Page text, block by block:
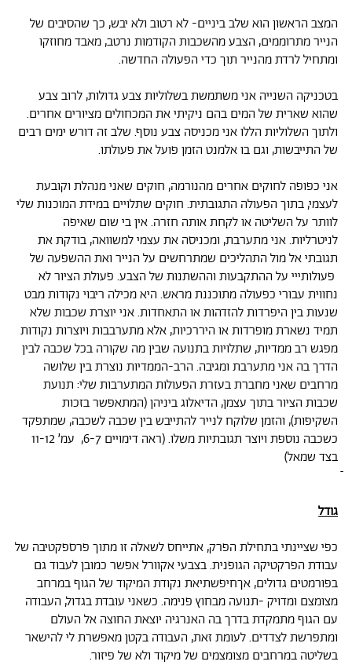
המצב הראשון הוא שלב ביניים- לא רטוב ולא יבש, כך שהסיבים של
הנייר מתרוממים, הצבע מהשכבות הקודמות נרטב, מאבד מחוזקו
ומתחיל לרדת מהנייר תוך כדי הפעולה החדשה.
בטכניקה השנייה אני משתמשת בשלוליות צבע גדולות, לרוב צבע
שהוא שארית של המים בהם ניקיתי את המכחולים מציורים אחרים.
ולתוך השלוליות הללו אני מכניסה צבע נוסף. שלב זה דורש ימים רבים
של התייבשות, וגם בו אלמנט הזמן פועל את פעולתו.
אני כפופה לחוקים אחרים מהנורמה, חוקים שאני מנהלת וקובעת
לעצמי, בתוך הפעולה התגובתית. חוקים שתלויים במידת המוכנות שלי
לוותר על השליטה או לקחת אותה חזרה. אין בי שום שאיפה
לניטרליות. אני מתערבת, ומכניסה את עצמי למשוואה, בודקת את
תגובתי אל מול התהליכים שמתרחשים על הנייר ואת ההשפעה של
פעולותייי על ההתקבעות וההשתנות של הצבע. פעולת הציור לא
נחווית עבורי כפעולה מתוכננת מראש. היא מכילה ריבוי נקודות מבט
שנעות בין היפרדות להזדהות או התאחדות. אני יוצרת שכבות שלא
תמיד נשארת מופרדות או היררכיות, אלא מתערבבות ויוצרות נקודות
מפגש רב ממדיות, שתלויות בתנועה שבין מה שקורה בכל שכבה לבין
הדרך בה אני מתערבת ומגיבה. הרב-הממדיות נוצרת בין שלושה
מרחבים שאני מחברת בעזרת הפעולות המתערבות שלי: תנועת
שכבות הציור בתוך עצמן, הדיאלוג ביניהן (המתאפשר בזכות
השקיפות), והזמן שלוקח לנייר להתייבש בין שכבה לשכבה, שמתפקד
כשכבה נוספת ויוצר תגובתיות משלו. (ראה דימויים 6-7, עמ׳ 11-12
בצד שמאל)
גודל
כפי שציינתי בתחילת הפרק, אתייחס לשאלה זו מתוך פרספקטיבה של
עבודת הפרקטיקה הגופנית. בצבעי אקוורל אפשר כמובן לעבוד גם
בפורמטים גדולים, אךחיפשתיאת נקודת המיקוד של הגוף במרחב
מצומצם ומדויק -תנועה מבחוץ פנימה. כשאני עובדת בגדול, העבודה
עם הגוף מתמקדת בדרך בה האנרגיה יוצאת החוצה אל העולם
ומתפרשת לצדדים. לעומת זאת, העבודה בקטן מאפשרת לי להישאר
בשליטה במרחבים מצומצמים של מיקוד ולא של פיזור.